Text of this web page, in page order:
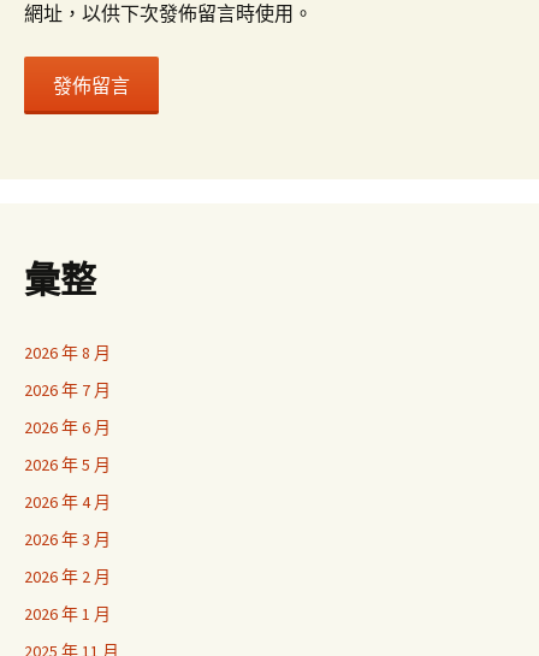
網址，以供下次發佈留言時使用。
彙整
2026 年 8 月
2026 年 7 月
2026 年 6 月
2026 年 5 月
2026 年 4 月
2026 年 3 月
2026 年 2 月
2026 年 1 月
2025 年 11 月